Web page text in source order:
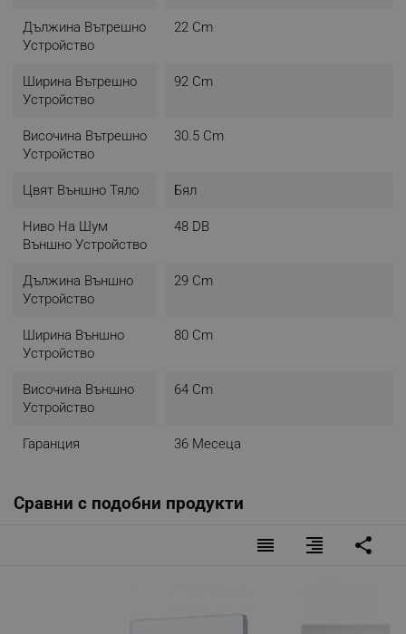
Дължина Вътрешно
Устройство
22 Cm
Ширина Вътрешно
Устройство
92 Cm
Височина Вътрешно
Устройство
30.5 Cm
Цвят Външно Тяло Бял
Ниво На Шум
Външно Устройство
48 DB
Дължина Външно
Устройство
29 Cm
Ширина Външно
Устройство
80 Cm
Височина Външно
Устройство
64 Cm
Гаранция 36 Месеца
Сравни с подобни продукти
reorder format_align_right share